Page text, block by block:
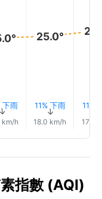
下雨
km/h
25.0°
11% 下雨
↑
18.0 km/h
11%
17.0
指數 (AQI)